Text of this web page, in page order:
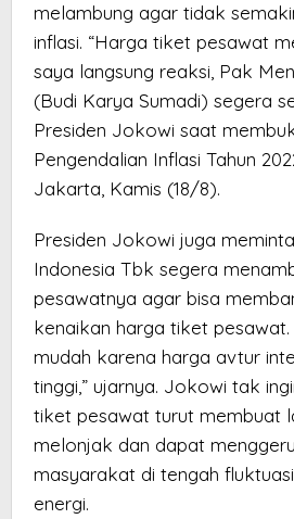
melambung agar tidak
inflasi. “Harga tiket pesawat
saya langsung reaksi, Pak
(Budi Karya Sumadi) segera
Presiden Jokowi saat
Pengendalian Inflasi Tahun
Jakarta, Kamis (18/8).
Presiden Jokowi juga
Indonesia Tbk segera
pesawatnya agar bisa
kenaikan harga tiket pesawat.
mudah karena harga avtur
tinggi,” ujarnya. Jokowi tak
tiket pesawat turut membuat
melonjak dan dapat
masyarakat di tengah
energi.